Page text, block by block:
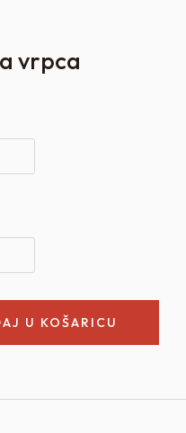
vrpca
U KOŠARICU